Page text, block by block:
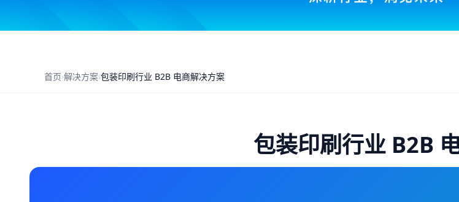
首页›解决方案›包装印刷行业 B2B 电商解决方案
包装印刷行业 B2B